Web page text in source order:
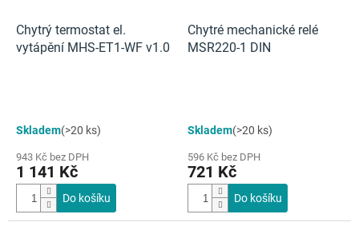
Chytrý termostat el.
vytápění MHS-ET1-WF v1.0
Skladem(>20 ks)
943 Kč bez DPH
1 141 Kč
Do košíku
Chytré mechanické relé
MSR220-1 DIN
Skladem(>20 ks)
596 Kč bez DPH
721 Kč
Do košíku